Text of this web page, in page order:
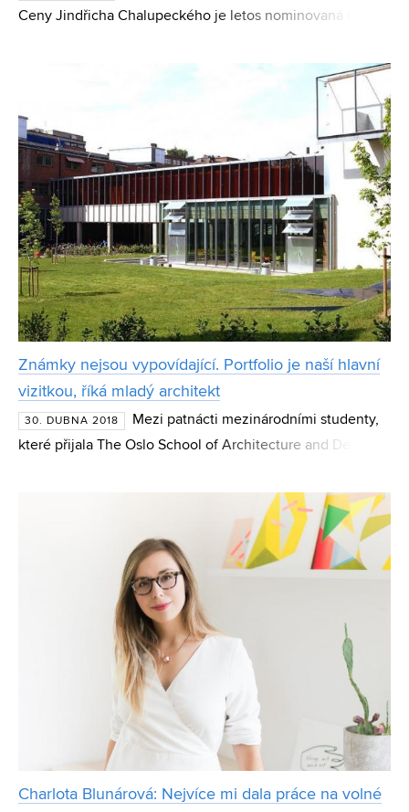
Ceny Jindřicha Chalupeckého je letos nominovaná i
VUT. Věnuje se především performance, v rámci které
Známky nejsou vypovídající. Portfolio je naší hlavní
vizitkou, říká mladý architekt
30. DUBNA 2018
Mezi patnácti mezinárodními studenty,
které přijala The Oslo School of Architecture and Design,
Fakultě architektury VUT Roman Kekel, který byl v
Charlota Blunárová: Nejvíce mi dala práce na volné